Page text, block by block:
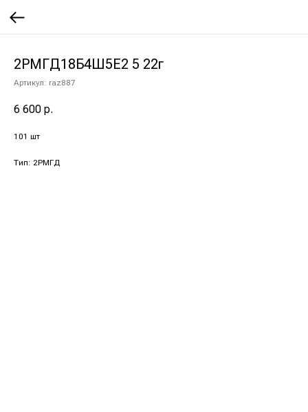
2РМГД18Б4Ш5Е2 5 22г
Артикул: raz887
6 600 р.
101 шт
Тип: 2РМГД